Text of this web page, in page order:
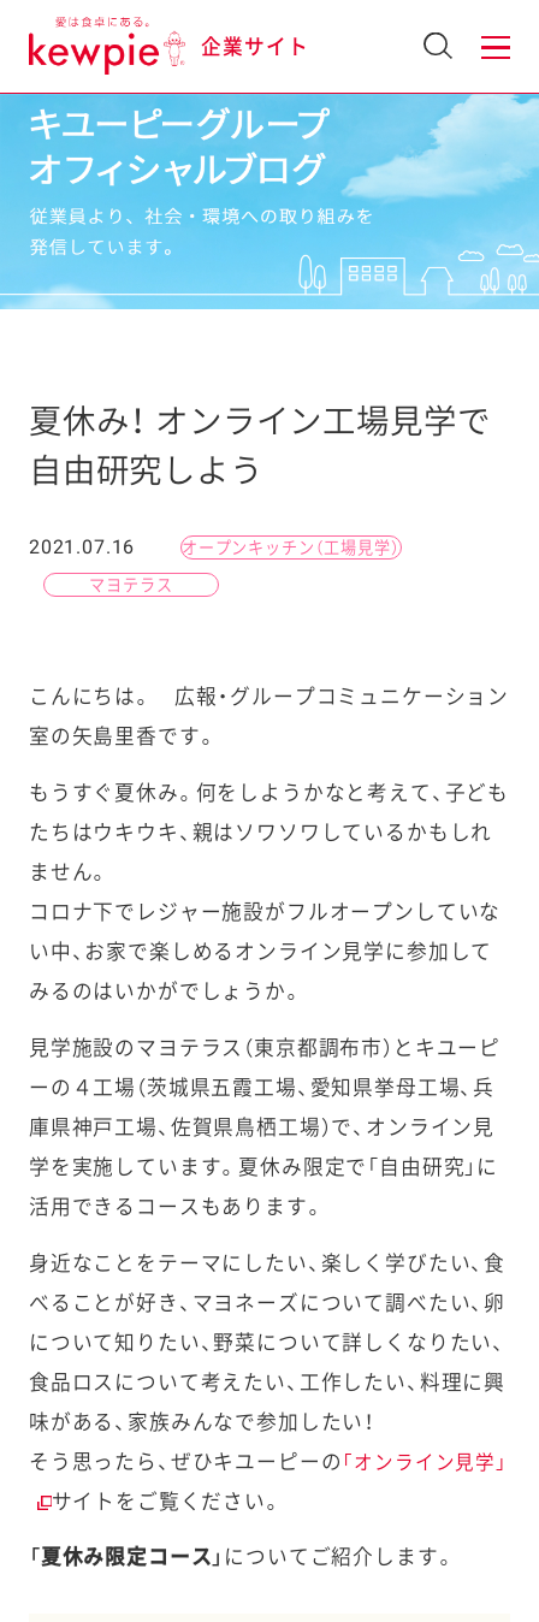
企業サイト
夏休み！ オンライン工場見学で
自由研究しよう
2021.07.16 オープンキッチン（工場見学）
マヨテラス
こんにちは。 広報・グループコミュニケーション
室の矢島里香です。
もうすぐ夏休み。何をしようかなと考えて、子ども
たちはウキウキ、親はソワソワしているかもしれ
ません。
コロナ下でレジャー施設がフルオープンしていな
い中、お家で楽しめるオンライン見学に参加して
みるのはいかがでしょうか。
見学施設のマヨテラス（東京都調布市）とキユーピ
ーの４工場（茨城県五霞工場、愛知県挙母工場、兵
庫県神戸工場、佐賀県鳥栖工場）で、オンライン見
学を実施しています。夏休み限定で「自由研究」に
活用できるコースもあります。
身近なことをテーマにしたい、楽しく学びたい、食
べることが好き、マヨネーズについて調べたい、卵
について知りたい、野菜について詳しくなりたい、
食品ロスについて考えたい、工作したい、料理に興
味がある、家族みんなで参加したい！
そう思ったら、ぜひキユーピーの 「オンライン見学」
サイトをご覧ください。
「夏休み限定コース」 についてご紹介します。